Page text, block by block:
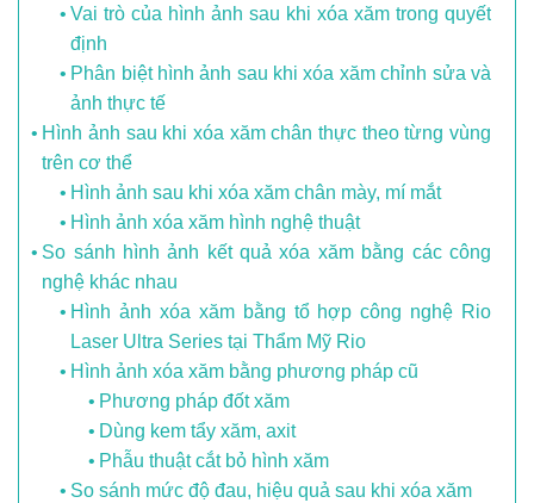
Vai trò của hình ảnh sau khi xóa xăm trong quyết
định
Phân biệt hình ảnh sau khi xóa xăm chỉnh sửa và
ảnh thực tế
Hình ảnh sau khi xóa xăm chân thực theo từng vùng
trên cơ thể
Hình ảnh sau khi xóa xăm chân mày, mí mắt
Hình ảnh xóa xăm hình nghệ thuật
So sánh hình ảnh kết quả xóa xăm bằng các công
nghệ khác nhau
Hình ảnh xóa xăm bằng tổ hợp công nghệ Rio
Laser Ultra Series tại Thẩm Mỹ Rio
Hình ảnh xóa xăm bằng phương pháp cũ
Phương pháp đốt xăm
Dùng kem tẩy xăm, axit
Phẫu thuật cắt bỏ hình xăm
So sánh mức độ đau, hiệu quả sau khi xóa xăm